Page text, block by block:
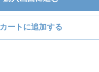
カートに追加する